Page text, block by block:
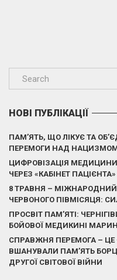
НОВІ ПУБЛІКАЦІЇ
ПАМ’ЯТЬ, ЩО ЛІКУЄ ТА
ПЕРЕМОГИ НАД
ЦИФРОВІЗАЦІЯ
ЧЕРЕЗ «КАБІНЕТ ПАЦІЄНТА»
8 ТРАВНЯ – МІЖНАРОДНИЙ
ЧЕРВОНОГО ПІВМІСЯЦЯ:
ПРОСВІТ ПАМ’ЯТІ:
БОЙОВОЇ МЕДИКИНІ
СПРАВЖНЯ ПЕРЕМОГА – ЦЕ
ВШАНУВАЛИ ПАМ’ЯТЬ
ДРУГОЇ СВІТОВОЇ ВІЙНИ